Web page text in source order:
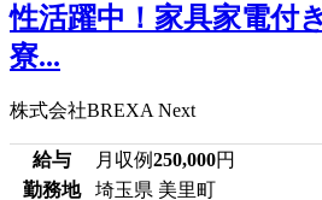
性活躍中！家具家電付
寮...
株式会社BREXA Next
給与 月収例250,000円
勤務地
埼玉県 美里町